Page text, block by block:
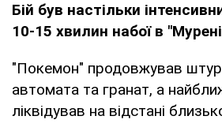
Бій був настільки
10-15 хвилин набої в
"Покемон" продовжував
автомата та гранат, а
ліквідував на відстані